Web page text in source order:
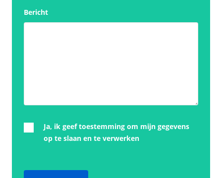
Bericht
Ja, ik geef toestemming om mijn gegevens
op te slaan en te verwerken